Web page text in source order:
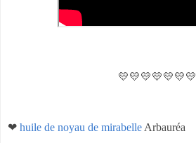
💛💛💛💛💛💛💛
❤ huile de noyau de mirabelle Arbauréa